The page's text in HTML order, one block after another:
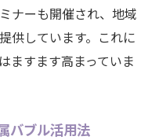
可能な開発
新たな活用法
ナーも開催され、地域
供しています。これに
ますます高まっていま
バブル活用法